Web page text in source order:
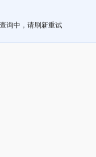
询中，请刷新重试